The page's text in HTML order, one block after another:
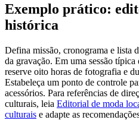
Exemplo prático:
histórica
Defina missão, cronograma e lista
da gravação. Em uma sessão
reserve oito horas de fotografia e
Estabeleça um ponto de controle
acessórios. Para referências de
culturais, leia Editorial de moda
culturais e adapte as